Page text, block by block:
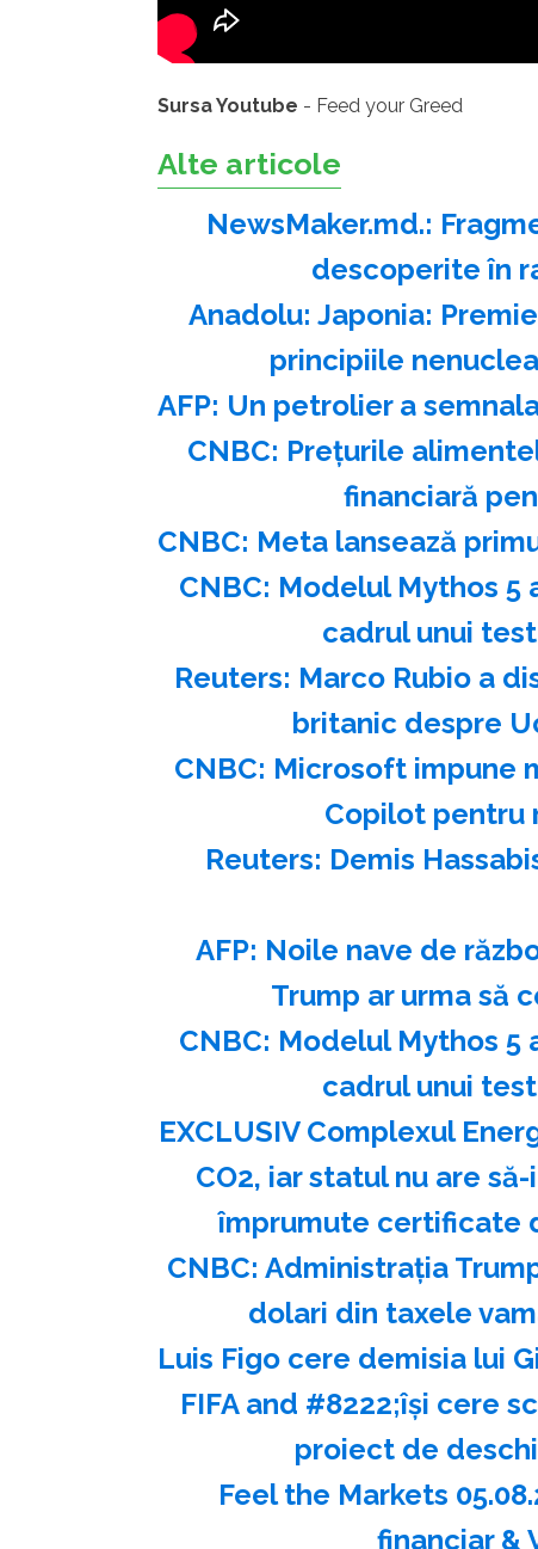
Sursa Youtube - Feed your Greed
Alte articole
NewsMaker.md.:
descoperite în
Anadolu: Japonia:
principiile
AFP: Un petrolier a
CNBC: Preţurile
financiară
CNBC: Meta lansează
CNBC: Modelul Mythos
cadrul unui
Reuters: Marco Rubio a
britanic despre
CNBC: Microsoft impune
Copilot pentru
Reuters: Demis
AFP: Noile nave de
Trump ar urma să
CNBC: Modelul Mythos
cadrul unui
EXCLUSIV Complexul
CO2, iar statul nu are
împrumute certificate
CNBC: Administraţia
dolari din taxele
Luis Figo cere demisia lui
FIFA and #8222;îşi cere
proiect de
Feel the Markets
financiar &